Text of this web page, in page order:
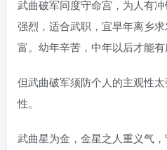
武曲破军同度守命宫，为人有
强烈，适合武职，宜早年离乡
富。幼年辛苦，中年以后才能有
但武曲破军须防个人的主观性
性。
武曲星为金，金星之人重义气